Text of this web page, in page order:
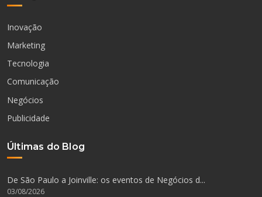
Inovação
Marketing
Tecnologia
Comunicação
Negócios
Publicidade
Últimas do Blog
De São Paulo a Joinville: os eventos de Negócios d...
03/08/2026